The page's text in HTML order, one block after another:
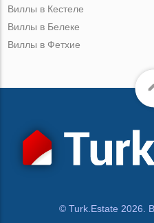
Виллы в Кестеле
Виллы в Белеке
Виллы в Фетхие
© Turk.Estate 2026.